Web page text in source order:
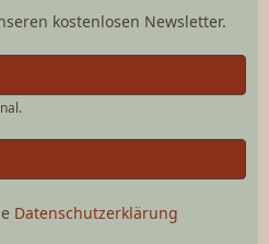
kostenlosen Newsletter.
Datenschutzerklärung